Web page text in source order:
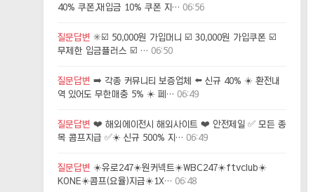
40% 쿠폰,재입금 10% 쿠폰 지… 06:56
질문답변 ✳️☑️ 50,000원 가입머니 ☑️ 30,000원 가입쿠폰 ☑️
무제한 입금플러스 ☑️ … 06:50
질문답변 ➡️ 각종 커뮤니티 보증업체 ⬅️ 신규 40% ☀️ 환전내
역 있어도 무한매충 5% ☀️ 페… 06:49
질문답변 ❤️ 해외에이전시 해외사이트 ❤️ 안전제일 ✅ 모든 종
목 콤프지급 ✅☀️ 신규 500% 지… 06:49
질문답변 ☀️유로247☀️원커넥트☀️WBC247☀️ftvclub☀️
KONE☀️콤프(요율)지급☀️1X… 06:48